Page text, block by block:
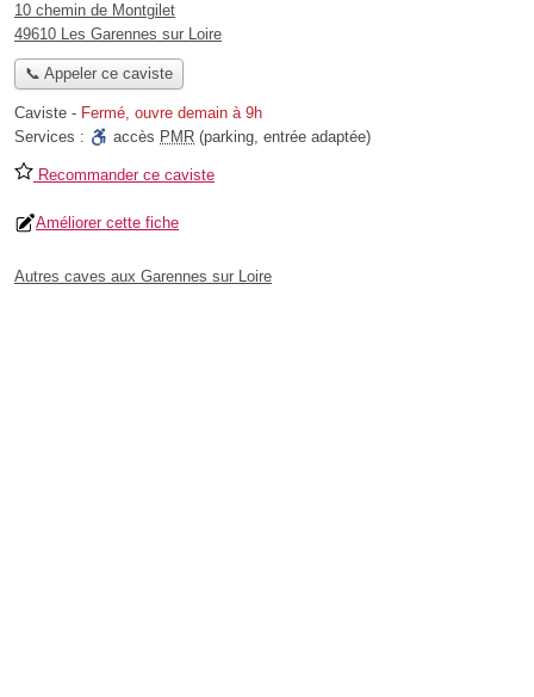
10 chemin de Montgilet
49610 Les Garennes sur Loire
📞 Appeler ce caviste
Caviste - Fermé, ouvre demain à 9h
Services :
accès PMR (parking, entrée adaptée)
Recommander ce caviste
Améliorer cette fiche
Autres caves aux Garennes sur Loire